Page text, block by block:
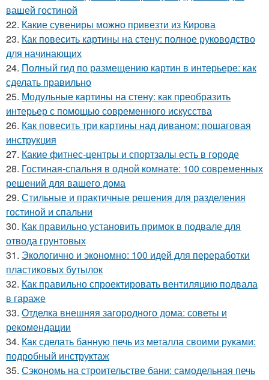
вашей гостиной
22. Какие сувениры можно привезти из Кирова
23. Как повесить картины на стену: полное руководство
для начинающих
24. Полный гид по размещению картин в интерьере: как
сделать правильно
25. Модульные картины на стену: как преобразить
интерьер с помощью современного искусства
26. Как повесить три картины над диваном: пошаговая
инструкция
27. Какие фитнес-центры и спортзалы есть в городе
28. Гостиная-спальня в одной комнате: 100 современных
решений для вашего дома
29. Стильные и практичные решения для разделения
гостиной и спальни
30. Как правильно установить примок в подвале для
отвода грунтовых
31. Экологично и экономно: 100 идей для переработки
пластиковых бутылок
32. Как правильно спроектировать вентиляцию подвала
в гараже
33. Отделка внешняя загородного дома: советы и
рекомендации
34. Как сделать банную печь из металла своими руками:
подробный инструктаж
35. Сэкономь на строительстве бани: самодельная печь